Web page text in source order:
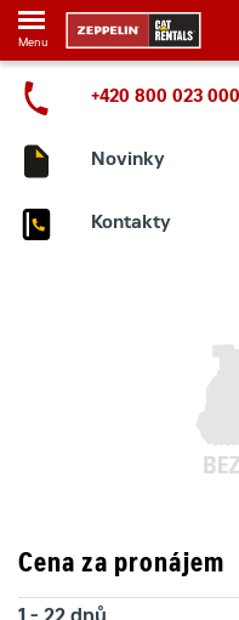
Menu
+420 800 023 000
Novinky
Kontakty
Cena za pronájem